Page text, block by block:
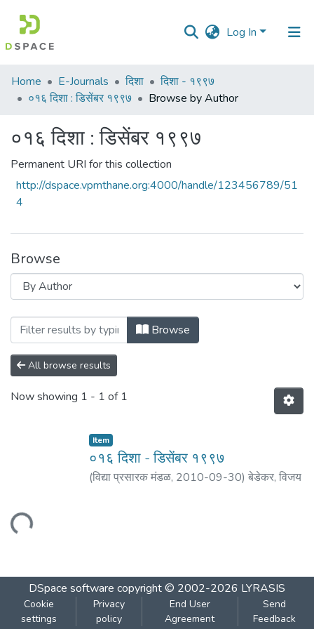
Log In
Communities
&
All of DSpace
Home E-Journals दिशा
दिशा - १९९७
०१६ दिशा : डिसेंबर १९९७
Browse by Author
०१६ दिशा : डिसेंबर १९९७
Permanent URI for this collection
http://dspace.vpmthane.org:4000/handle/123456789/51
4
Browse
Browsing ०१६ दिशा : डिसेंबर १९९७ by Author
Browse
All browse results
Now showing 1 - 1 of 1
Loading...
Item
०१६ दिशा - डिसेंबर १९९७
(विद्या प्रसारक मंडळ, 2010-09-30) बेडेकर, विजय
DSpace software copyright © 2002-2026 LYRASIS
Cookie
settings
Privacy
policy
End User
Agreement
Send
Feedback